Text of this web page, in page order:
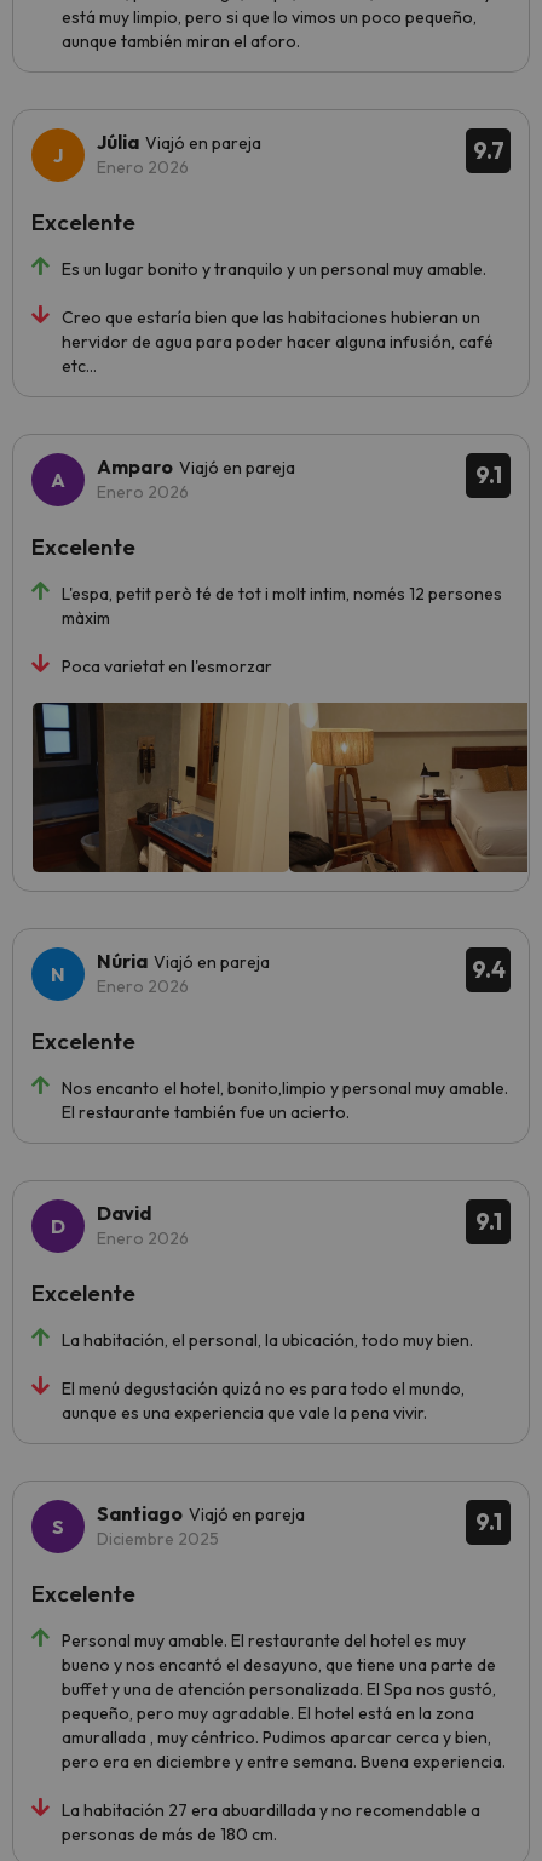
está muy limpio, pero si que lo vimos un poco pequeño,
aunque también miran el aforo.
9.7
Júlia Viajó en pareja
Enero 2026
Es un lugar bonito y tranquilo y un personal muy amable.
Creo que estaría bien que las habitaciones hubieran un
hervidor de agua para poder hacer alguna infusión, café
etc...
Excelente
9.1
Amparo Viajó en pareja
Enero 2026
L'espa, petit però té de tot i molt intim, només 12 persones
màxim
Poca varietat en l'esmorzar
Excelente
9.4
Núria Viajó en pareja
Enero 2026
Nos encanto el hotel, bonito,limpio y personal muy amable.
El restaurante también fue un acierto.
Excelente
9.1
David
Enero 2026
La habitación, el personal, la ubicación, todo muy bien.
El menú degustación quizá no es para todo el mundo,
aunque es una experiencia que vale la pena vivir.
Excelente
9.1
Santiago Viajó en pareja
Diciembre 2025
Personal muy amable. El restaurante del hotel es muy
bueno y nos encantó el desayuno, que tiene una parte de
buffet y una de atención personalizada. El Spa nos gustó,
pequeño, pero muy agradable. El hotel está en la zona
amurallada , muy céntrico. Pudimos aparcar cerca y bien,
pero era en diciembre y entre semana. Buena experiencia.
La habitación 27 era abuardillada y no recomendable a
personas de más de 180 cm.
Excelente